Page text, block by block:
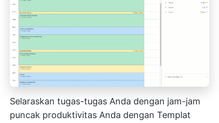
Selaraskan tugas-tugas Anda dengan jam-jam
puncak produktivitas Anda dengan Templat